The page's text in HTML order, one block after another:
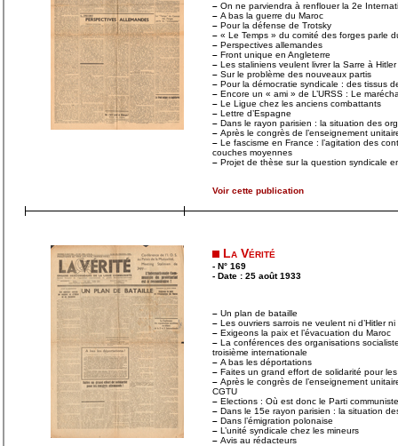
– On ne parviendra à renflouer la 2e
– A bas la guerre du Maroc
– Pour la défense de Trotsky
– « Le Temps » du comité des forges parle
– Perspectives allemandes
– Front unique en Angleterre
– Les staliniens veulent livrer la Sarre à Hitler
– Sur le problème des nouveaux partis
– Pour la démocratie syndicale : des tissus
– Encore un « ami » de L’URSS : Le
– Le Ligue chez les anciens combattants
– Lettre d’Espagne
– Dans le rayon parisien : la situation des
– Après le congrès de l’enseignement
– Le fascisme en France : l’agitation des
couches moyennes
– Projet de thèse sur la question syndi­cale
Voir cette publication
La Vérité
- N° 169
- Date : 25 août 1933
– Un plan de bataille
– Les ouvriers sarrois ne veulent ni d’Hitler
– Exigeons la paix et l’évacuation du Maroc
– La conférences des organisations
troisième internationale
– A bas les déportations
– Faites un grand effort de solidarité pour
– Après le congrès de l’enseignement
CGTU
– Elections : Où est donc le Parti
– Dans le 15e rayon parisien : la situation
– Dans l’émigration polonaise
– L’unité syndicale chez les mineurs
– Avis au rédacteurs